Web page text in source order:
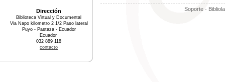
Soporte -
Dirección
Biblioteca Virtual y Documental
Via Napo kilometro 2 1/2 Paso lateral
Puyo - Pastaza - Ecuador
Ecuador
032 889 118
contacto